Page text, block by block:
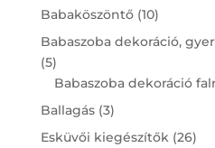
Babaköszöntő 1010
products
Babaszoba dekoráció,
55
products
Babaszoba dekoráció
Ballagás 33
products
Esküvői kiegészítők 2626